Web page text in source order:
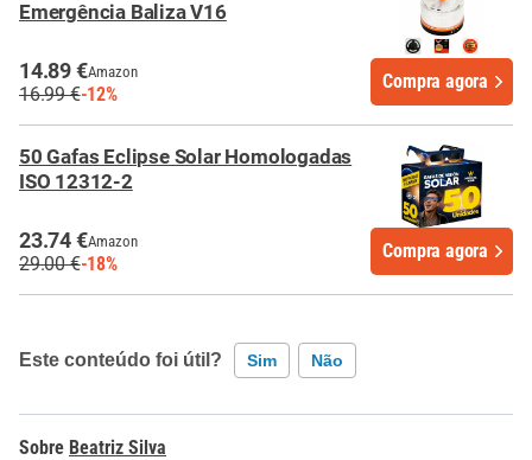
Emergência Baliza V16
14.89 €Amazon
16.99 €-12%
Compra agora
50 Gafas Eclipse Solar Homologadas
ISO 12312-2
23.74 €Amazon
29.00 €-18%
Compra agora
Este conteúdo foi útil? Sim Não
Este conteúdo contém informação incorreta
Beatriz Silva